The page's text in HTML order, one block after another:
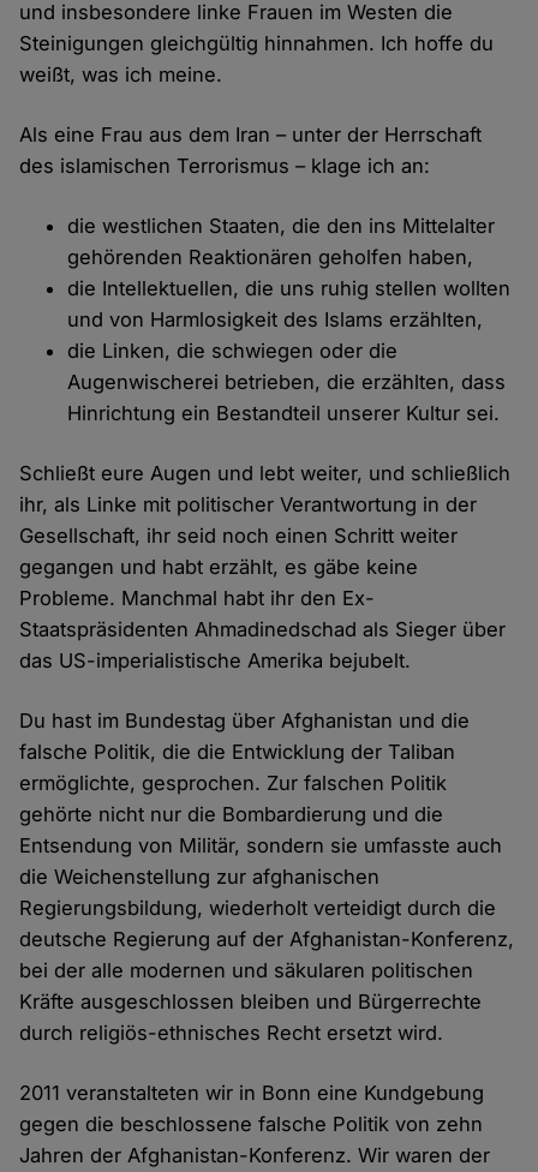
und insbesondere linke Frauen im Westen die
Steinigungen gleichgültig hinnahmen. Ich hoffe du
weißt, was ich meine.
Als eine Frau aus dem Iran – unter der Herrschaft
des islamischen Terrorismus – klage ich an:
die westlichen Staaten, die den ins Mittelalter
gehörenden Reaktionären geholfen haben,
die Intellektuellen, die uns ruhig stellen wollten
und von Harmlosigkeit des Islams erzählten,
die Linken, die schwiegen oder die
Augenwischerei betrieben, die erzählten, dass
Hinrichtung ein Bestandteil unserer Kultur sei.
Schließt eure Augen und lebt weiter, und schließlich
ihr, als Linke mit politischer Verantwortung in der
Gesellschaft, ihr seid noch einen Schritt weiter
gegangen und habt erzählt, es gäbe keine
Probleme. Manchmal habt ihr den Ex-
Staatspräsidenten Ahmadinedschad als Sieger über
das US-imperialistische Amerika bejubelt.
Du hast im Bundestag über Afghanistan und die
falsche Politik, die die Entwicklung der Taliban
ermöglichte, gesprochen. Zur falschen Politik
gehörte nicht nur die Bombardierung und die
Entsendung von Militär, sondern sie umfasste auch
die Weichenstellung zur afghanischen
Regierungsbildung, wiederholt verteidigt durch die
deutsche Regierung auf der Afghanistan-Konferenz,
bei der alle modernen und säkularen politischen
Kräfte ausgeschlossen bleiben und Bürgerrechte
durch religiös-ethnisches Recht ersetzt wird.
2011 veranstalteten wir in Bonn eine Kundgebung
gegen die beschlossene falsche Politik von zehn
Jahren der Afghanistan-Konferenz. Wir waren der